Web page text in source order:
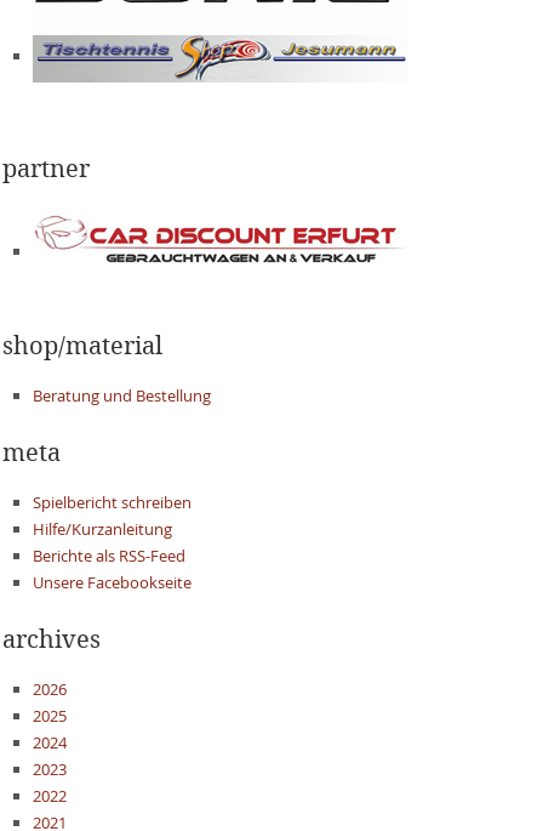
partner
shop/material
Beratung und Bestellung
meta
Spielbericht schreiben
Hilfe/Kurzanleitung
Berichte als RSS-Feed
Unsere Facebookseite
archives
2026
2025
2024
2023
2022
2021